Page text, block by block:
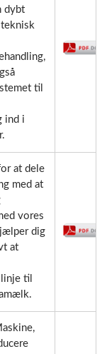
dybt
til
ind i
at dele
med at
vores
dig
at
til